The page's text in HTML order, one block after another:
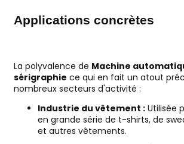
Applications concrètes
La polyvalence de Machine
sérigraphie ce qui en fait un atout
nombreux secteurs d'activité :
Industrie du vêtement :Utilisée
en grande série de t-shirts, de
et autres vêtements.